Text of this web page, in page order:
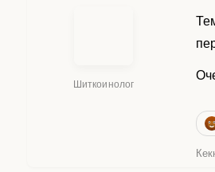
Шиткоинолог